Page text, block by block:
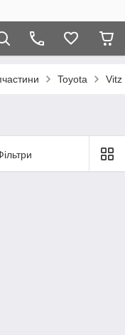
Toyota Vitz